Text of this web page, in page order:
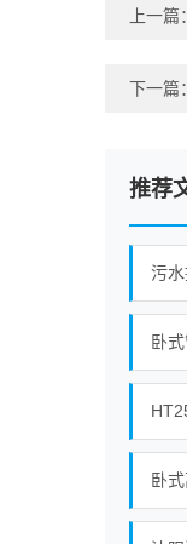
上一
下一篇
推荐
卧
卧